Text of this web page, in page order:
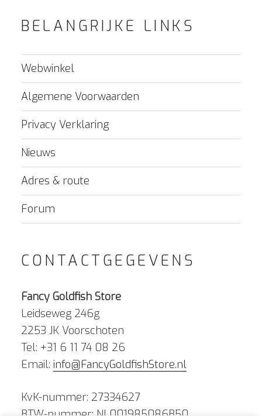
BELANGRIJKE LINKS
Webwinkel
Algemene Voorwaarden
Privacy Verklaring
Nieuws
Adres & route
Forum
CONTACTGEGEVENS
Fancy Goldfish Store
Leidseweg 246g
2253 JK Voorschoten
Tel: +31 6 11 74 08 26
Email: info@FancyGoldfishStore.nl
KvK-nummer: 27334627